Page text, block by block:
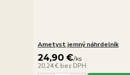
Ametyst jemný náhrdelník
24,90 €/ks
20,24 € bez DPH